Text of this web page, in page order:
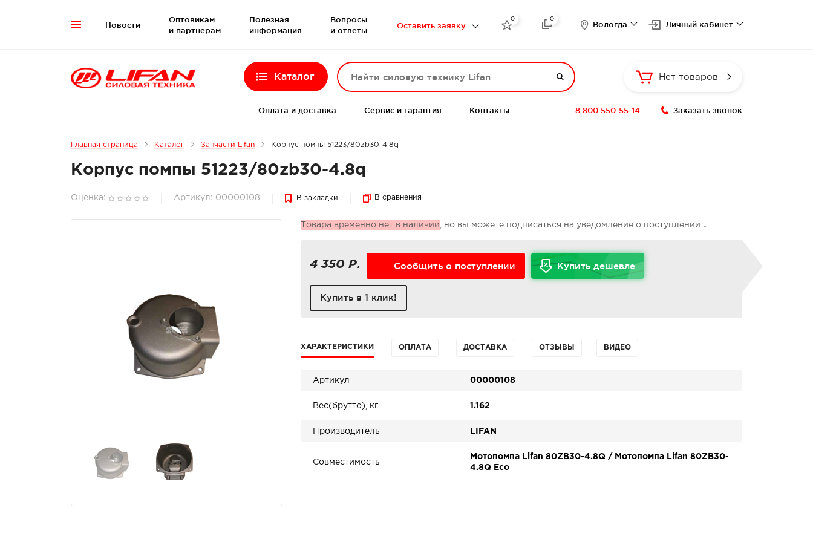
 Новости
Оптовикам
и партнерам
Полезная
информация
Вопросы
и ответы
Оставить заявку 
0

0
Вологда Личный кабинет
Каталог  Нет товаров
Оплата и доставка Сервис и гарантия Контакты 8 800 550-55-14 Заказать звонок
Главная страница Каталог Запчасти Lifan Корпус помпы 51223/80zb30-4.8q
Корпус помпы 51223/80zb30-4.8q
Оценка: Артикул: 00000108 В закладки В сравнения
Товара временно нет в наличии , но вы можете подписаться на уведомление о поступлении ↓
4 350 Р. Сообщить о поступлении Купить дешевле
Купить в 1 клик!
ХАРАКТЕРИСТИКИ ОПЛАТА ДОСТАВКА ОТЗЫВЫ ВИДЕО
Артикул 00000108
Вес(брутто), кг 1.162
Производитель LIFAN
Совместимость
Мотопомпа Lifan 80ZB30-4.8Q / Мотопомпа Lifan 80ZB30-
4.8Q Eco